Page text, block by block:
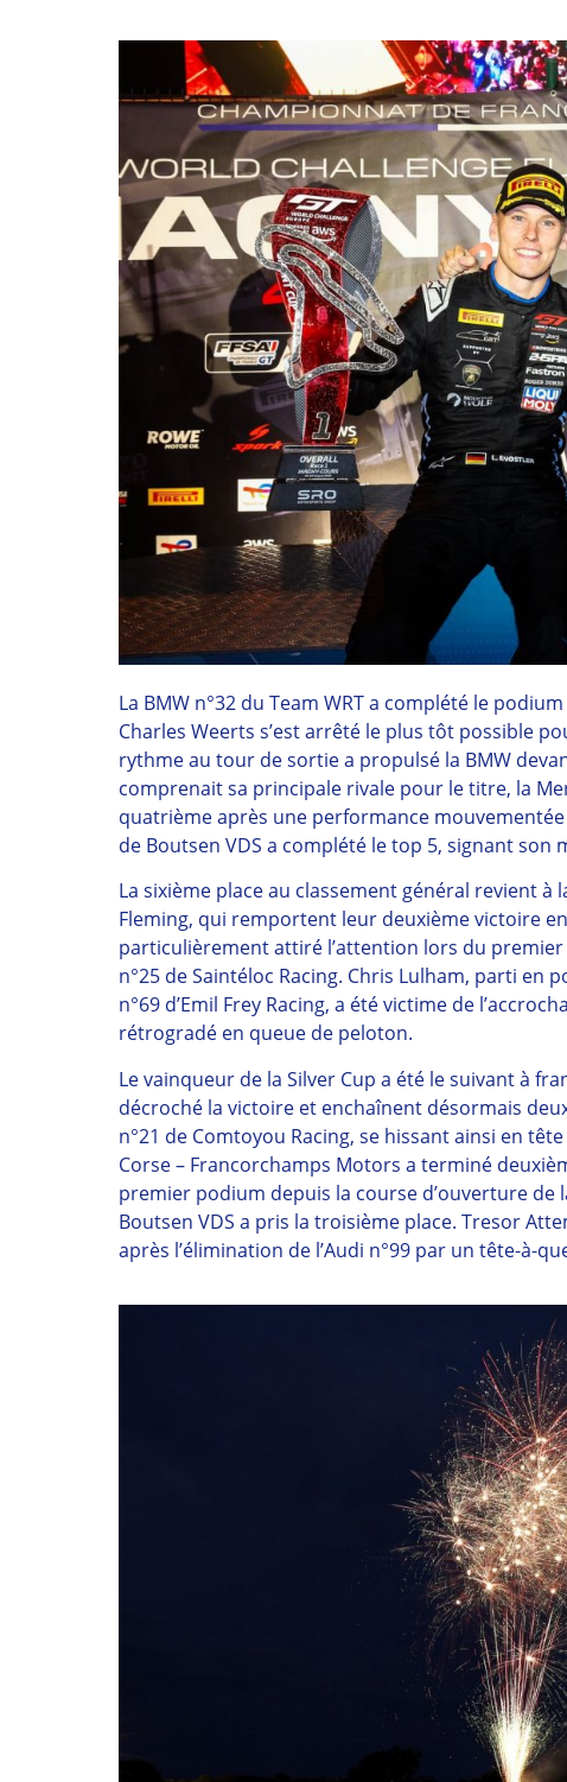
La BMW n°32 du Team WRT a complété le
Charles Weerts s’est arrêté le plus tôt possible
rythme au tour de sortie a propulsé la BMW
comprenait sa principale rivale pour le titre, la
quatrième après une performance mouvementée
de Boutsen VDS a complété le top 5, signant son
La sixième place au classement général revient à
Fleming, qui remportent leur deuxième victoire
particulièrement attiré l’attention lors du premier
n°25 de Saintéloc Racing. Chris Lulham, parti en
n°69 d’Emil Frey Racing, a été victime de
rétrogradé en queue de peloton.
Le vainqueur de la Silver Cup a été le suivant à
décroché la victoire et enchaînent désormais
n°21 de Comtoyou Racing, se hissant ainsi en
Corse – Francorchamps Motors a terminé
premier podium depuis la course d’ouverture de
Boutsen VDS a pris la troisième place. Tresor
après l’élimination de l’Audi n°99 par un tête-à-